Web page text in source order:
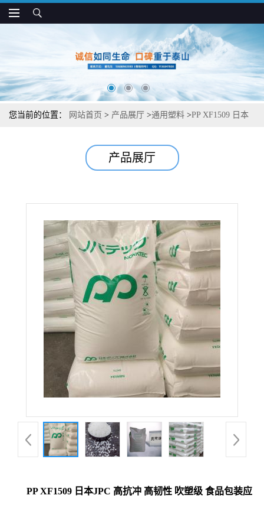
您当前的位置： 网站首页 > 产品展厅 >通用塑料 >PP XF1509 日本
产品展厅
PP XF1509 日本JPC 高抗冲 高韧性 吹塑级 食品包装应